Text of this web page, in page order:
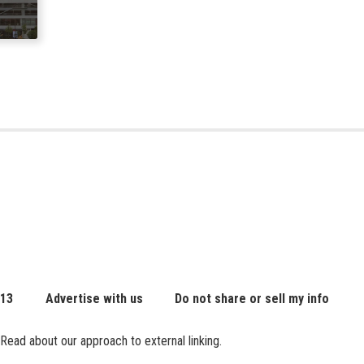
Advertise with us Do not share or sell my info
about our approach to external linking.